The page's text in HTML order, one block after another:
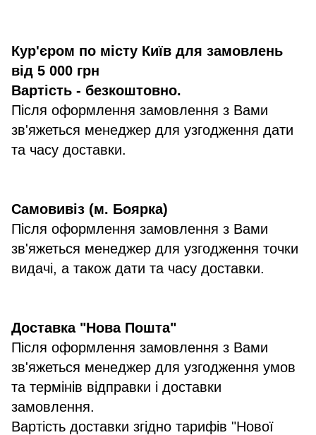
Кур'єром по місту Київ для замовлень
від 5 000 грн
Вартість - безкоштовно.
Після оформлення замовлення з Вами
зв'яжеться менеджер для узгодження дати
та часу доставки.
Самовивіз (м. Боярка)
Після оформлення замовлення з Вами
зв'яжеться менеджер для узгодження точки
видачі, а також дати та часу доставки.
Доставка "Нова Пошта"
Після оформлення замовлення з Вами
зв'яжеться менеджер для узгодження умов
та термінів відправки і доставки
замовлення.
Вартість доставки згідно тарифів "Нової